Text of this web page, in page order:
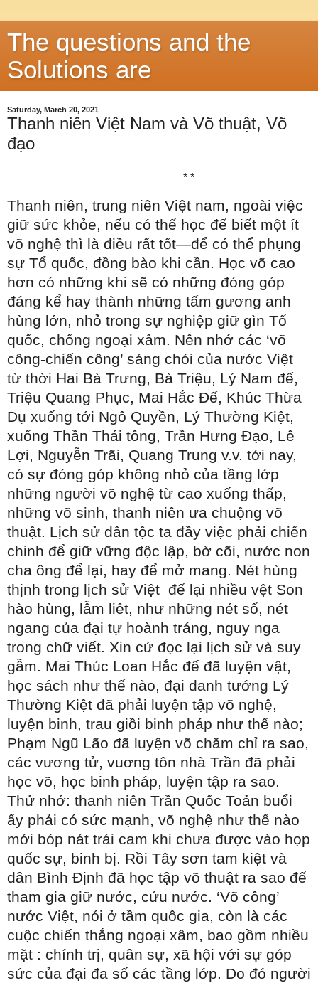
The questions and the
Solutions are
Saturday, March 20, 2021
Thanh niên Việt Nam và Võ thuật, Võ
đạo
* *
Thanh niên, trung niên Việt nam, ngoài việc
giữ sức khỏe, nếu có thể học để biết một ít
võ nghệ thì là điều rất tốt—để có thể phụng
sự Tổ quốc, đồng bào khi cần. Học võ cao
hơn có những khi sẽ có những đóng góp
đáng kể hay thành những tấm gương anh
hùng lớn, nhỏ trong sự nghiệp giữ gìn Tổ
quốc, chống ngoại xâm. Nên nhớ các ‘võ
công-chiến công’ sáng chói của nước Việt
từ thời Hai Bà Trưng, Bà Triệu, Lý Nam đế,
Triệu Quang Phục, Mai Hắc Đế, Khúc Thừa
Dụ xuống tới Ngô Quyền, Lý Thường Kiệt,
xuống Thần Thái tông, Trần Hưng Đạo, Lê
Lợi, Nguyễn Trãi, Quang Trung v.v. tới nay,
có sự đóng góp không nhỏ của tầng lớp
những người võ nghệ từ cao xuống thấp,
những võ sinh, thanh niên ưa chuộng võ
thuật. Lịch sử dân tộc ta đầy việc phải chiến
chinh để giữ vững độc lập, bờ cõi, nước non
cha ông để lại, hay để mở mang. Nét hùng
thịnh trong lịch sử Việt để lại nhiều vệt Son
hào hùng, lẫm liêt, như những nét sổ, nét
ngang của đại tự hoành tráng, nguy nga
trong chữ viết. Xin cứ đọc lại lịch sử và suy
gẫm. Mai Thúc Loan Hắc đế đã luyện vật,
học sách như thế nào, đại danh tướng Lý
Thường Kiệt đã phải luyện tập võ nghệ,
luyện binh, trau giồi binh pháp như thế nào;
Phạm Ngũ Lão đã luyện võ chăm chỉ ra sao,
các vương tử, vuơng tôn nhà Trần đã phải
học võ, học binh pháp, luyện tập ra sao.
Thử nhớ: thanh niên Trần Quốc Toản buổi
ấy phải có sức mạnh, võ nghệ như thế nào
mới bóp nát trái cam khi chưa được vào họp
quốc sự, binh bị. Rồi Tây sơn tam kiệt và
dân Bình Định đã học tập võ thuật ra sao để
tham gia giữ nước, cứu nước. ‘Võ công’
nước Việt, nói ở tầm quôc gia, còn là các
cuộc chiến thắng ngoại xâm, bao gồm nhiều
mặt : chính trị, quân sự, xã hội với sự góp
sức của đại đa số các tầng lớp. Do đó người